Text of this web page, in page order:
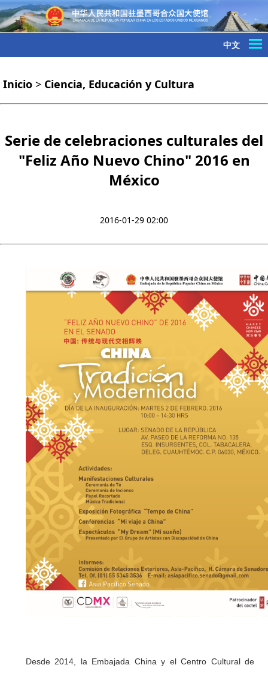
中文
Inicio > Ciencia, Educación y Cultura
Serie de celebraciones culturales del
"Feliz Año Nuevo Chino" 2016 en
México
2016-01-29 02:00
Desde 2014, la Embajada China y el Centro Cultural de